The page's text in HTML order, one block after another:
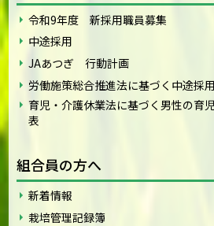
令和9年度 新採用職員募集
中途採用
JAあつぎ 行動計画
労働施策総合推進法に基づく中途採
育児・介護休業法に基づく男性の育
表
組合員の方へ
新着情報
栽培管理記録簿